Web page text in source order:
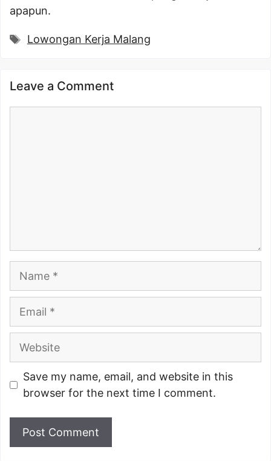
apapun.
Tags
Lowongan Kerja Malang
Leave a Comment
Name
Email
Website
Save my name, email, and website in this
browser for the next time I comment.